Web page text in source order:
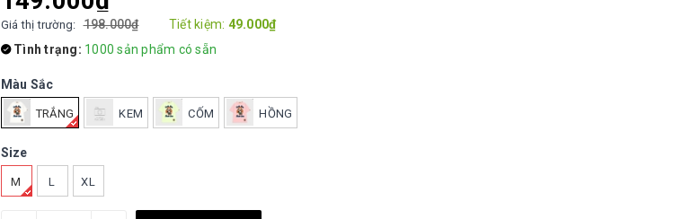
Giá thị trường: 198.000₫ Tiết kiệm: 49.000₫
Tình trạng: 1000 sản phẩm có sẵn
Màu Sắc
TRẮNG KEM CỐM HỒNG
Size
M L XL